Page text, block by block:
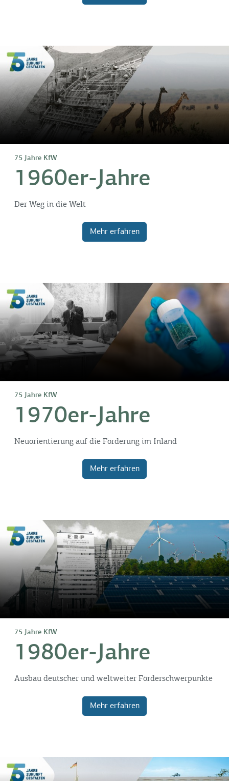
75 Jahre KfW
1960er-Jahre
Der Weg in die Welt
Mehr erfahren
75 Jahre KfW
1970er-Jahre
Neuorientierung auf die Förderung im Inland
Mehr erfahren
75 Jahre KfW
1980er-Jahre
Ausbau deutscher und weltweiter Förderschwerpunkte
Mehr erfahren